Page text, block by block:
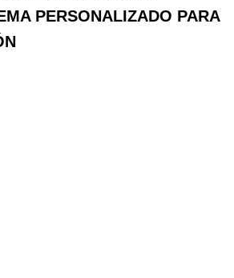
PERSONALIZADO PARA